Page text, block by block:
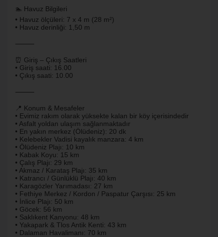
🏊 Havuz Bilgileri
• Havuz ölçüleri: 7 x 4 m (28 m²)
• Havuz derinliği: 1,50 m
⸻
⏰ Giriş – Çıkış Saatleri
• Giriş saati: 16.00
• Çıkış saati: 10.00
⸻
📍 Konum & Mesafeler
• Evimiz rakım olarak yüksekte kalan bir köy içerisindedir
• Asfalt yoldan ulaşım sağlanmaktadır
• En yakın merkez (Ölüdeniz): 20 dk
• Kelebekler Vadisi kayalık manzara: 4 km
• Ölüdeniz Plajı: 10 km
• Kabak Koyu: 15 km
• Çalış Plajı: 29 km
• Akmaz / Karataş Plajı: 35 km
• Katrancı / Günlüklü Plajı: 40 km
• Karagözler Yarımadası: 27 km
• Fethiye Merkez / Kordon / Paspatur Çarşısı: 25 km
• İnlice Plajı: 50 km
• Göcek: 56 km
• Saklıkent Kanyonu: 48 km
• Yakapark & Tlos Antik Kenti: 43 km
• Dalaman Havalimanı: 70 km